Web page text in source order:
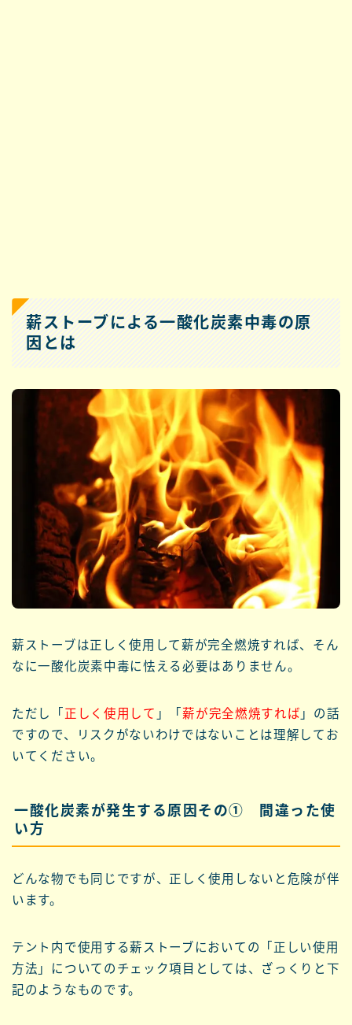
薪ストーブによる一酸化炭素中毒の原
因とは
薪ストーブは正しく使用して薪が完全燃焼すれば、そん
なに一酸化炭素中毒に怯える必要はありません。
ただし「 正しく使用して 」「薪が完全燃焼すれば 」の話
ですので、リスクがないわけではないことは理解してお
いてください。
一酸化炭素が発生する原因その① 間違った使
い方
どんな物でも同じですが、正しく使用しないと危険が伴
います。
テント内で使用する薪ストーブにおいての「正しい使用
方法」についてのチェック項目としては、ざっくりと下
記のようなものです。